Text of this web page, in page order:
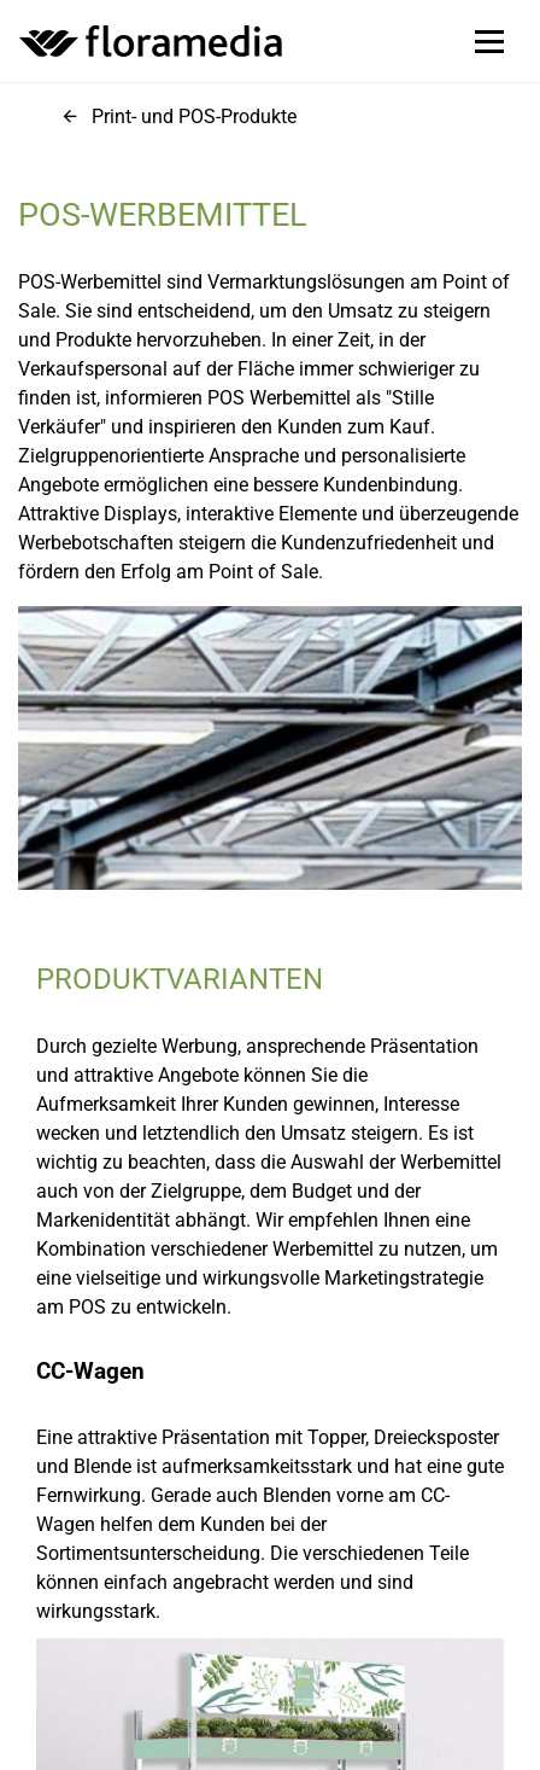
Print- und POS-Produkte
POS-WERBEMITTEL
POS-Werbemittel sind Vermarktungslösungen am Point of
Sale. Sie sind entscheidend, um den Umsatz zu steigern
und Produkte hervorzuheben. In einer Zeit, in der
Verkaufspersonal auf der Fläche immer schwieriger zu
finden ist, informieren POS Werbemittel als "Stille
Verkäufer" und inspirieren den Kunden zum Kauf.
Zielgruppenorientierte Ansprache und personalisierte
Angebote ermöglichen eine bessere Kundenbindung.
Attraktive Displays, interaktive Elemente und überzeugende
Werbebotschaften steigern die Kundenzufriedenheit und
fördern den Erfolg am Point of Sale.
PRODUKTVARIANTEN
Durch gezielte Werbung, ansprechende Präsentation
und attraktive Angebote können Sie die
Aufmerksamkeit Ihrer Kunden gewinnen, Interesse
wecken und letztendlich den Umsatz steigern. Es ist
wichtig zu beachten, dass die Auswahl der Werbemittel
auch von der Zielgruppe, dem Budget und der
Markenidentität abhängt. Wir empfehlen Ihnen eine
Kombination verschiedener Werbemittel zu nutzen, um
eine vielseitige und wirkungsvolle Marketingstrategie
am POS zu entwickeln.
CC-Wagen
Eine attraktive Präsentation mit Topper, Dreiecksposter
und Blende ist aufmerksamkeitsstark und hat eine gute
Fernwirkung. Gerade auch Blenden vorne am CC-
Wagen helfen dem Kunden bei der
Sortimentsunterscheidung. Die verschiedenen Teile
können einfach angebracht werden und sind
wirkungsstark.